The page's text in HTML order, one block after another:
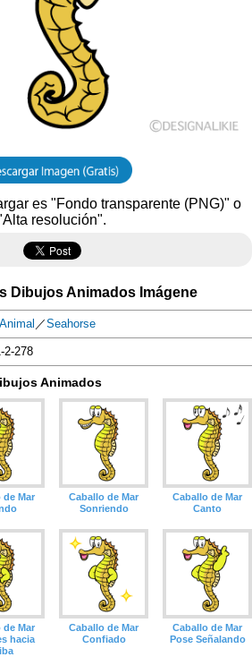
es "Fondo transparente (PNG)" o
resolución".
Dibujos Animados Imágene
／Seahorse
2-278
Animados
de Mar
Caballo de Mar
Sonriendo
Caballo de Mar
Canto
de Mar
hacia
Caballo de Mar
Confiado
Caballo de Mar
Pose Señalando